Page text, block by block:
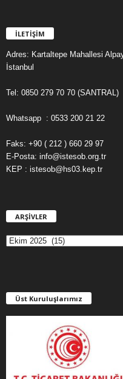
İLETİŞİM
Adres: Kartaltepe Mahallesi
İstanbul
Tel: 0850 279 70 70 (SANTRAL)
Whatsapp : 0533 200 21 22
Faks: +90 ( 212 ) 660 29 97
E-Posta: info@istesob.org.tr
KEP : istesob@hs03.kep.tr
ARŞİVLER
Ş
E
R
Üst Kuruluşlarımız